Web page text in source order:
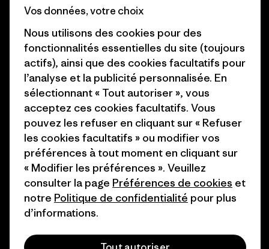
1% For The Planet
Comment nous finançons
Cartes cadeaux
Nos magasins
Presse et media
Industry program
Programme d’affiliation
Patagonia France Plan du site
© 2026 Patagonia, Inc. All Rights Reserved.
français
Vos données, votre choix
Nous utilisons des cookies pour des
fonctionnalités essentielles du site (toujours
actifs), ainsi que des cookies facultatifs pour
l’analyse et la publicité personnalisée. En
sélectionnant « Tout autoriser », vous
acceptez ces cookies facultatifs. Vous
pouvez les refuser en cliquant sur « Refuser
les cookies facultatifs » ou modifier vos
préférences à tout moment en cliquant sur
« Modifier les préférences ». Veuillez
consulter la page Préférences de cookies et
notre Politique de confidentialité pour plus
d’informations.